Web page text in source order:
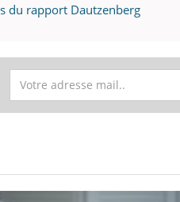
du rapport Dautzenberg